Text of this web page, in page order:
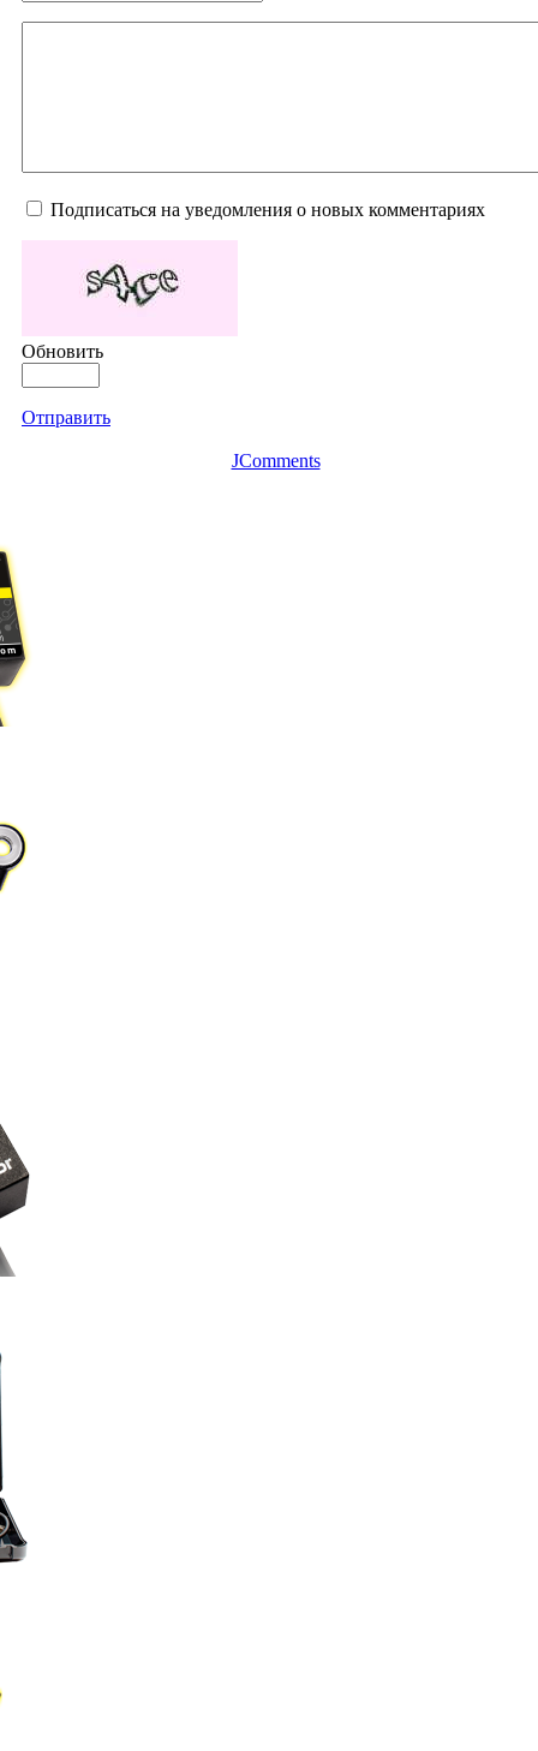
Подписаться на уведомления о новых комментариях
Обновить
Отправить
JComments